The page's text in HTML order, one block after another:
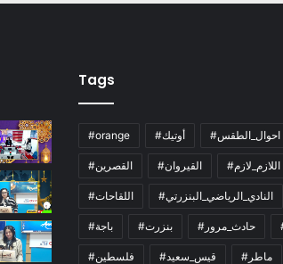
Tags
#orange #أوتيك #احوال_الطقس
#القصرين #القيروان #اللازم_لازم
#اللقاحات #النادي_الرياضي_البنزرتي
#باجة #بنزرت #حادث_مرور
#فلسطين #قيس_سعيد #ماطر